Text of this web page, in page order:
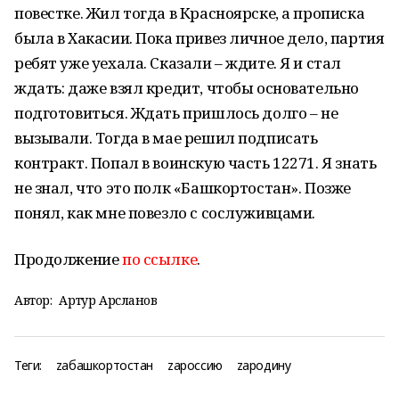
повестке. Жил тогда в Красноярске, а прописка
была в Хакасии. Пока привез личное дело, партия
ребят уже уехала. Сказали – ждите. Я и стал
ждать: даже взял кредит, чтобы основательно
подготовиться. Ждать пришлось долго – не
вызывали. Тогда в мае решил подписать
контракт. Попал в воинскую часть 12271. Я знать
не знал, что это полк «Башкортостан». Позже
понял, как мне повезло с сослуживцами.
Продолжениепо ссылке.
Автор: Артур Арсланов
Теги: zабашкортостан zароссию zародину